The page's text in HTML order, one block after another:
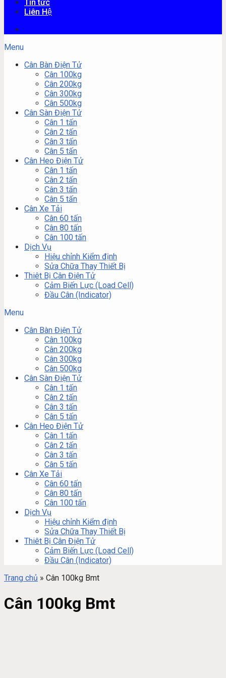
Tin tức
Liên Hệ
Menu
Cân Bàn Điện Tử
Cân 100kg
Cân 200kg
Cân 300kg
Cân 500kg
Cân Sàn Điện Tử
Cân 1 tấn
Cân 2 tấn
Cân 3 tấn
Cân 5 tấn
Cân Heo Điện Tử
Cân 1 tấn
Cân 2 tấn
Cân 3 tấn
Cân 5 tấn
Cân Xe Tải
Cân 60 tấn
Cân 80 tấn
Cân 100 tấn
Dịch Vụ
Hiệu chỉnh Kiểm định
Sửa Chữa Thay Thiết Bị
Thiêt Bị Cân Điện Tử
Cảm Biến Lực (Load Cell)
Đầu Cân (Indicator)
Menu
Cân Bàn Điện Tử
Cân 100kg
Cân 200kg
Cân 300kg
Cân 500kg
Cân Sàn Điện Tử
Cân 1 tấn
Cân 2 tấn
Cân 3 tấn
Cân 5 tấn
Cân Heo Điện Tử
Cân 1 tấn
Cân 2 tấn
Cân 3 tấn
Cân 5 tấn
Cân Xe Tải
Cân 60 tấn
Cân 80 tấn
Cân 100 tấn
Dịch Vụ
Hiệu chỉnh Kiểm định
Sửa Chữa Thay Thiết Bị
Thiêt Bị Cân Điện Tử
Cảm Biến Lực (Load Cell)
Đầu Cân (Indicator)
Trang chủ » Cân 100kg Bmt
Cân 100kg Bmt